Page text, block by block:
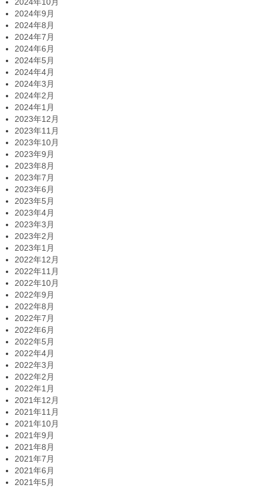
2024年10月
2024年9月
2024年8月
2024年7月
2024年6月
2024年5月
2024年4月
2024年3月
2024年2月
2024年1月
2023年12月
2023年11月
2023年10月
2023年9月
2023年8月
2023年7月
2023年6月
2023年5月
2023年4月
2023年3月
2023年2月
2023年1月
2022年12月
2022年11月
2022年10月
2022年9月
2022年8月
2022年7月
2022年6月
2022年5月
2022年4月
2022年3月
2022年2月
2022年1月
2021年12月
2021年11月
2021年10月
2021年9月
2021年8月
2021年7月
2021年6月
2021年5月